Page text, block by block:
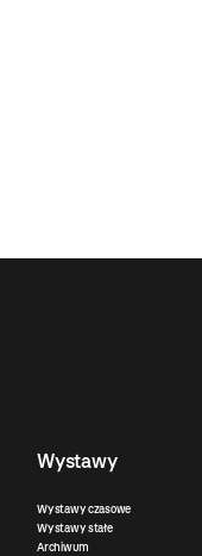
Wystawy
Wystawy czasowe
Wystawy stałe
Archiwum